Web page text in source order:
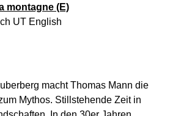
montagne (E)
UT English
macht Thomas Mann die
Mythos. Stillstehende Zeit in